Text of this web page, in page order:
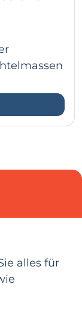
alles für